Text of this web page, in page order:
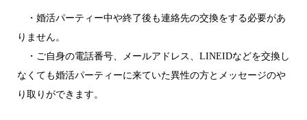
・婚活パーティー中や終了後も連絡先の交換をする必要があ
りません。
・ご自身の電話番号、メールアドレス、LINEIDなどを交換し
なくても婚活パーティーに来ていた異性の方とメッセージのや
り取りができます。